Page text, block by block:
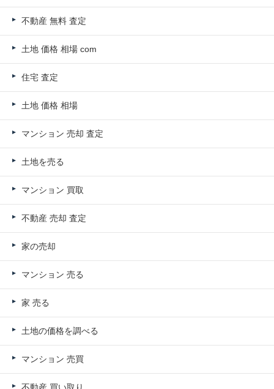
不動産 無料 査定
土地 価格 相場 com
住宅 査定
土地 価格 相場
マンション 売却 査定
土地を売る
マンション 買取
不動産 売却 査定
家の売却
マンション 売る
家 売る
土地の価格を調べる
マンション 売買